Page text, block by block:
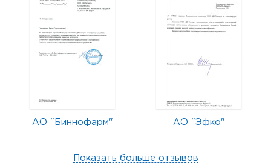
АО "Биннофарм" АО "Эфко"
Показать больше отзывов